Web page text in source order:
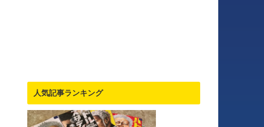
人気記事ランキング